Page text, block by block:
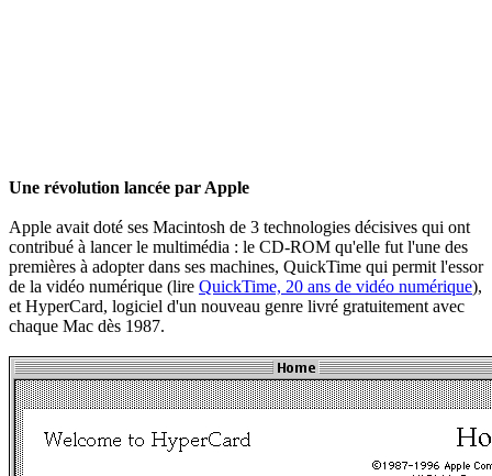
Une révolution lancée par Apple
Apple avait doté ses Macintosh de 3 technologies décisives qui ont
contribué à lancer le multimédia : le CD-ROM qu'elle fut l'une des
premières à adopter dans ses machines, QuickTime qui permit l'essor
de la vidéo numérique (lire QuickTime, 20 ans de vidéo numérique),
et HyperCard, logiciel d'un nouveau genre livré gratuitement avec
chaque Mac dès 1987.